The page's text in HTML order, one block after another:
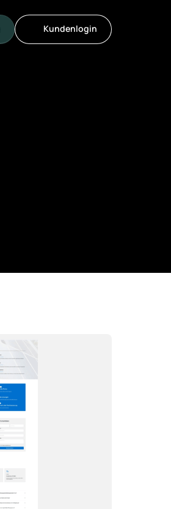
Kundenlogin